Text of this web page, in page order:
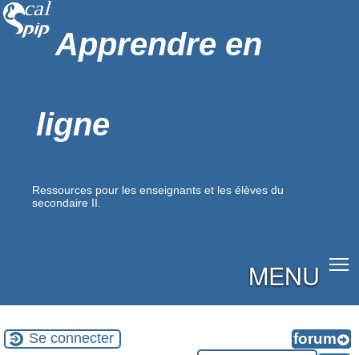
Apprendre en
ligne
Ressources pour les enseignants et les élèves du
secondaire II.
MENU
Se connecter